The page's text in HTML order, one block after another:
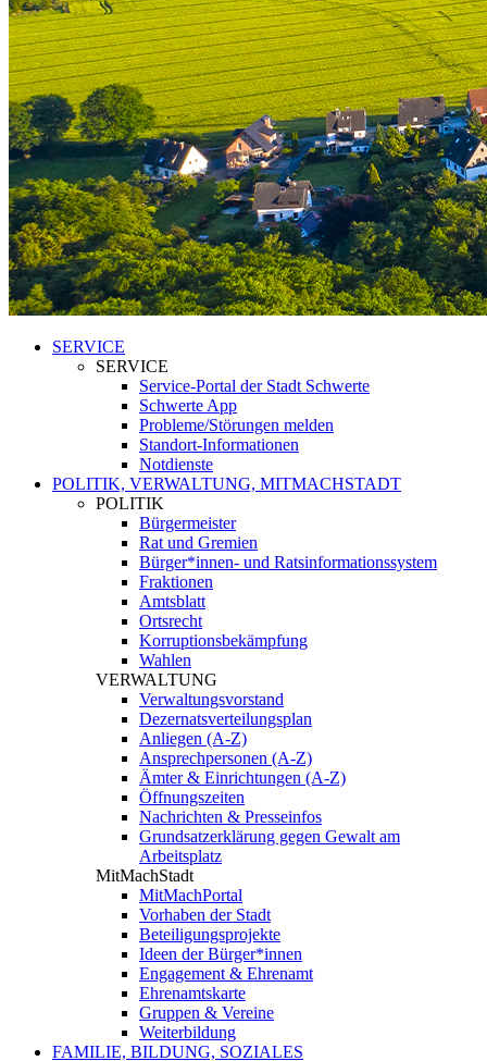
SERVICE
SERVICE
Service-Portal der Stadt Schwerte
Schwerte App
Probleme/Störungen melden
Standort-Informationen
Notdienste
POLITIK, VERWALTUNG, MITMACHSTADT
POLITIK
Bürgermeister
Rat und Gremien
Bürger*innen- und Ratsinformationssystem
Fraktionen
Amtsblatt
Ortsrecht
Korruptionsbekämpfung
Wahlen
VERWALTUNG
Verwaltungsvorstand
Dezernatsverteilungsplan
Anliegen (A-Z)
Ansprechpersonen (A-Z)
Ämter & Einrichtungen (A-Z)
Öffnungszeiten
Nachrichten & Presseinfos
Grundsatzerklärung gegen Gewalt am
Arbeitsplatz
MitMachStadt
MitMachPortal
Vorhaben der Stadt
Beteiligungsprojekte
Ideen der Bürger*innen
Engagement & Ehrenamt
Ehrenamtskarte
Gruppen & Vereine
Weiterbildung
FAMILIE, BILDUNG, SOZIALES